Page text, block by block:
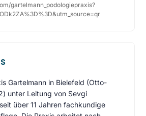
gartelmann_podologiepraxis?
Gartelmann in Bielefeld (Otto-
unter Leitung von Sevgi
über 11 Jahren fachkundige